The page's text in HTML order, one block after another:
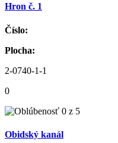
Hron č. 1
Číslo:
Plocha:
2-0740-1-1
0
Obidský kanál